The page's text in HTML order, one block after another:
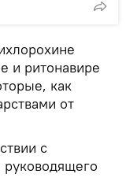
и ритонавире
как
от
с